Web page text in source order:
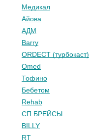
Медикал
Айова
АДМ
Barry
ORDECT (турбокаст)
Qmed
Тофино
Бебетом
Rehab
СП БРЕЙСЫ
BILLY
RT